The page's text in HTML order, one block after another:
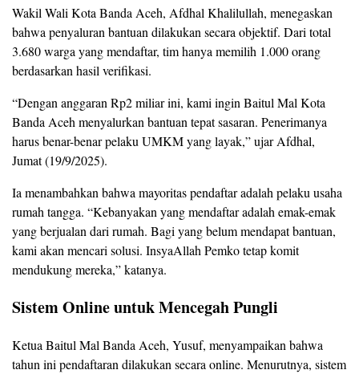
Wakil Wali Kota Banda Aceh, Afdhal Khalilullah, menegaskan
bahwa penyaluran bantuan dilakukan secara objektif. Dari total
3.680 warga yang mendaftar, tim hanya memilih 1.000 orang
berdasarkan hasil verifikasi.
“Dengan anggaran Rp2 miliar ini, kami ingin Baitul Mal Kota
Banda Aceh menyalurkan bantuan tepat sasaran. Penerimanya
harus benar-benar pelaku UMKM yang layak,” ujar Afdhal,
Jumat (19/9/2025).
Ia menambahkan bahwa mayoritas pendaftar adalah pelaku usaha
rumah tangga. “Kebanyakan yang mendaftar adalah emak-emak
yang berjualan dari rumah. Bagi yang belum mendapat bantuan,
kami akan mencari solusi. InsyaAllah Pemko tetap komit
mendukung mereka,” katanya.
Sistem Online untuk Mencegah Pungli
Ketua Baitul Mal Banda Aceh, Yusuf, menyampaikan bahwa
tahun ini pendaftaran dilakukan secara online. Menurutnya, sistem